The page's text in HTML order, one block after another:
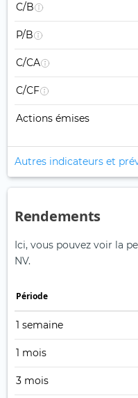
C/B
P/B
C/CA
C/CF
Actions émises
Autres indicateurs et
Rendements
Ici, vous pouvez voir la
NV.
Période
1 semaine
1 mois
3 mois